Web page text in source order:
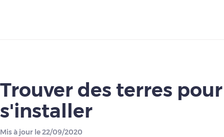
Trouver des terres pour
s'installer
Mis à jour le 22/09/2020